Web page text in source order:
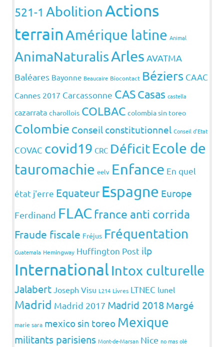
521-1 AbolitionActions
terrainAmérique latine Animal
AnimaNaturalisArles AVATMA
Baléares Bayonne Beaucaire Biocontact Béziers CAAC
Cannes 2017 Carcassonne CASCasas castella
cazarrata charollois COLBAC colombia sin toreo
Colombie Conseil constitutionnel Conseil d'Etat
COVAC covid19 CRC DéficitEcole de
tauromachie eelv Enfance En quel
état j'erre Equateur Espagne Europe
Ferdinand FLAC france anti corrida
Fraude fiscale Fréjus Fréquentation
Guatemala Hemingway Huffington Post ilp
International Intox culturelle
Jalabert Joseph Visu L214 Livres LTNEC lunel
Madrid Madrid 2017 Madrid 2018 Margé
marie sara mexico sin toreo Mexique
militants parisiens Mont-de-Marsan Nice no mas olé